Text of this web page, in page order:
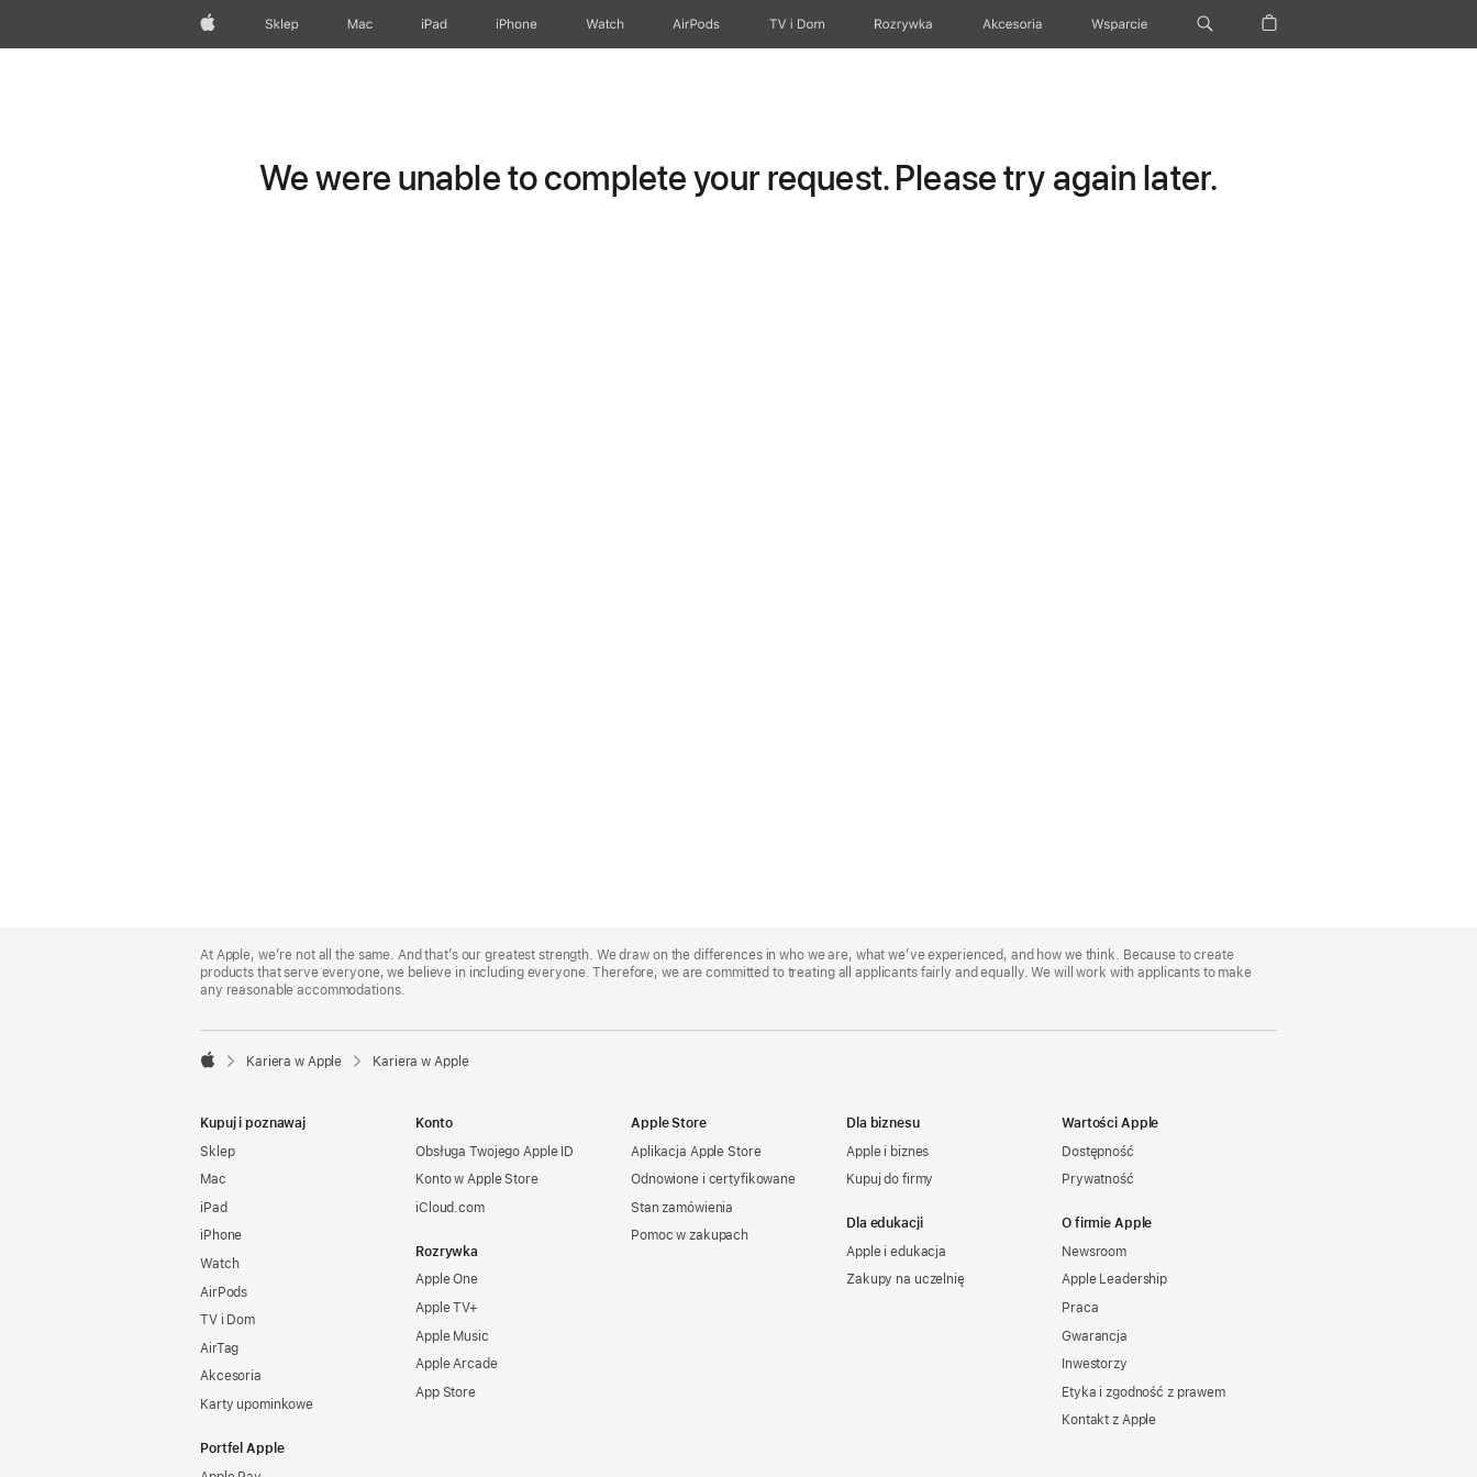
Apple Sklep Mac iPad iPhone Watch AirPods TV i Dom Rozrywka Akcesoria Wsparcie
We were unable to complete your request. Please try again later.
Footer
At Apple, we’re not all the same. And that’s our greatest strength. We draw on the differences in who we are, what we’ve experienced, and how we think. Because to create
products that serve everyone, we believe in including everyone. Therefore, we are committed to treating all applicants fairly and equally. We will work with applicants to make
any reasonable accommodations.

Kariera w Apple Kariera w Apple
Kupuj i poznawaj
Sklep
Mac
iPad
iPhone
Watch
AirPods
TV i Dom
AirTag
Akcesoria
Karty upominkowe
Portfel Apple
Konto
Obsługa Twojego Apple ID
Konto w Apple Store
iCloud.com
Rozrywka
Apple One
Apple TV+
Apple Music
Apple Arcade
App Store
Apple Store
Aplikacja Apple Store
Odnowione i certyfikowane
Stan zamówienia
Pomoc w zakupach
Dla biznesu
Apple i biznes
Kupuj do firmy
Dla edukacji
Apple i edukacja
Zakupy na uczelnię
Wartości Apple
Dostępność
Prywatność
O firmie Apple
Newsroom
Apple Leadership
Praca
Gwarancja
Inwestorzy
Etyka i zgodność z prawem
Kontakt z Apple